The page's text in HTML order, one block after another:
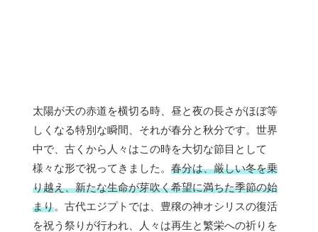
太陽が天の赤道を横切る時、昼と夜の長さがほぼ等
しくなる特別な瞬間、それが春分と秋分です。世界
中で、古くから人々はこの時を大切な節目として
様々な形で祝ってきました。 春分は、厳しい冬を乗
り越え、新たな生命が芽吹く希望に満ちた季節の始
まり。古代エジプトでは、豊穣の神オシリスの復活
を祝う祭りが行われ、人々は再生と繁栄への祈りを